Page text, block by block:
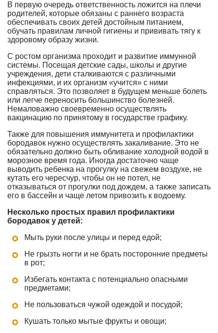
В первую очередь ответственность ложится на плечи
родителей, которые обязаны с раннего возраста
обеспечивать своих детей достойным питанием,
обучать правилам личной гигиены и прививать тягу к
здоровому образу жизни.
С ростом организма проходит и развитие иммунной
системы. Посещая детские сады, школы и другие
учреждения, дети сталкиваются с различными
инфекциями, и их организм «учится» с ними
справляться. Это позволяет в будущем меньше болеть
или легче переносить большинство болезней.
Немаловажно своевременно осуществлять
вакцинацию по принятому в государстве графику.
Также для повышения иммунитета и профилактики
бородавок нужно осуществлять закаливание. Это не
обязательно должно быть обливание холодной водой в
морозное время года. Иногда достаточно чаще
выводить ребенка на прогулку на свежем воздухе, не
кутать его чересчур, чтобы он не потел, не
отказываться от прогулки под дождем, а также записать
его в бассейн и чаще летом привозить к водоему.
Несколько простых правил профилактики
бородавок у детей:
Мыть руки после улицы и перед едой;
Не грызть ногти и не брать посторонние предметы
в рот;
Избегать контакта с потенциально опасными
предметами;
Не пользоваться чужой одеждой и посудой;
Кушать только мытые фрукты и овощи;